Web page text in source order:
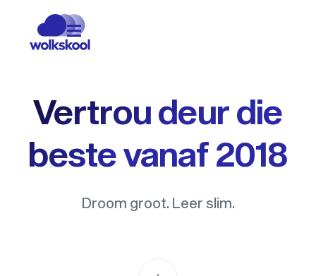
Vertrou deur die
beste vanaf 2018
Droom groot. Leer slim.